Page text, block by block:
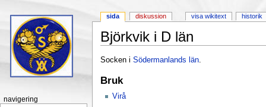
Björkvik i D län
Socken i Södermanlands län.
Bruk
Virå
sida diskussion visa wikitext historik
navigering